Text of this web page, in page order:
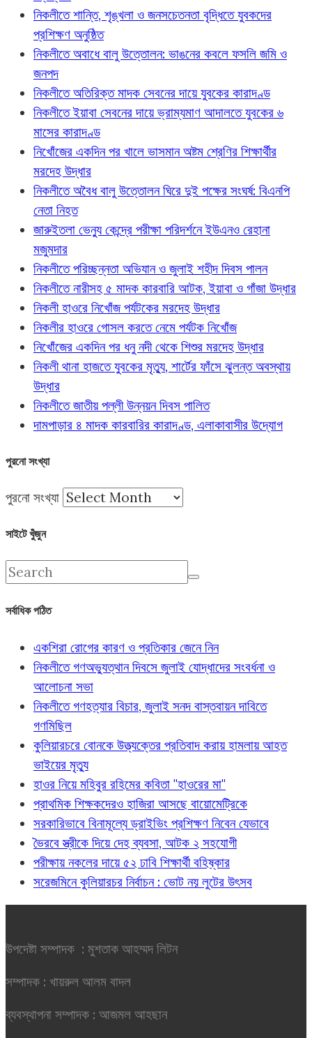
নিকলীতে শান্তি, শৃঙ্খলা ও জনসচেতনতা বৃদ্ধিতে যুবকদের
প্রশিক্ষণ অনুষ্ঠিত
নিকলীতে অবাধে বালু উত্তোলন: ভাঙনের কবলে ফসলি জমি ও
জনপদ
নিকলীতে অতিরিক্ত মাদক সেবনের দায়ে যুবকের কারাদণ্ড
নিকলীতে ইয়াবা সেবনের দায়ে ভ্রাম্যমাণ আদালতে যুবকের ৬
মাসের কারাদণ্ড
নিখোঁজের একদিন পর খালে ভাসমান অষ্টম শ্রেণির শিক্ষার্থীর
মরদেহ উদ্ধার
নিকলীতে অবৈধ বালু উত্তোলন ঘিরে দুই পক্ষের সংঘর্ষ: বিএনপি
নেতা নিহত
জারুইতলা ভেন্যু কেন্দ্রে পরীক্ষা পরিদর্শনে ইউএনও রেহানা
মজুমদার
নিকলীতে পরিচ্ছন্নতা অভিযান ও জুলাই শহীদ দিবস পালন
নিকলীতে নারীসহ ৫ মাদক কারবারি আটক, ইয়াবা ও গাঁজা উদ্ধার
নিকলী হাওরে নিখোঁজ পর্যটকের মরদেহ উদ্ধার
নিকলীর হাওরে গোসল করতে নেমে পর্যটক নিখোঁজ
নিখোঁজের একদিন পর ধনু নদী থেকে শিশুর মরদেহ উদ্ধার
নিকলী থানা হাজতে যুবকের মৃত্যু, শার্টের ফাঁসে ঝুলন্ত অবস্থায়
উদ্ধার
নিকলীতে জাতীয় পল্লী উন্নয়ন দিবস পালিত
দামপাড়ার ৪ মাদক কারবারির কারাদণ্ড, এলাকাবাসীর উদ্যোগ
পুরনো সংখ্যা
পুরনো সংখ্যা
সাইটে খুঁজুন
সর্বাধিক পঠিত
একশিরা রোগের কারণ ও প্রতিকার জেনে নিন
নিকলীতে গণঅভ্যুত্থান দিবসে জুলাই যোদ্ধাদের সংবর্ধনা ও
আলোচনা সভা
নিকলীতে গণহত্যার বিচার, জুলাই সনদ বাস্তবায়ন দাবিতে
গণমিছিল
কুলিয়ারচরে বোনকে উত্ত্যক্তের প্রতিবাদ করায় হামলায় আহত
ভাইয়ের মৃত্যু
হাওর নিয়ে মহিবুর রহিমের কবিতা "হাওরের মা"
প্রাথমিক শিক্ষকদেরও হাজিরা আসছে বায়োমেট্রিকে
সরকারিভাবে বিনামূল্যে ড্রাইভিং প্রশিক্ষণ নিবেন যেভাবে
ভৈরবে স্ত্রীকে দিয়ে দেহ ব্যবসা, আটক ২ সহযোগী
পরীক্ষায় নকলের দায়ে ৫২ ঢাবি শিক্ষার্থী বহিষ্কার
সরেজমিনে কুলিয়ারচর নির্বাচন : ভোট নয় লুটের উৎসব
উপদেষ্টা সম্পাদক : মুশতাক আহম্মদ লিটন
সম্পাদক : খায়রুল আলম বাদল
ব্যবস্থাপনা সম্পাদক : আজমল আহছান